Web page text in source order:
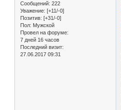
Сообщений: 222
Уважение: [+11/-0]
Позитив: [+31/-0]
Пол: Мужской
Провел на форуме:
7 дней 16 часов
Последний визит:
27.06.2017 09:31